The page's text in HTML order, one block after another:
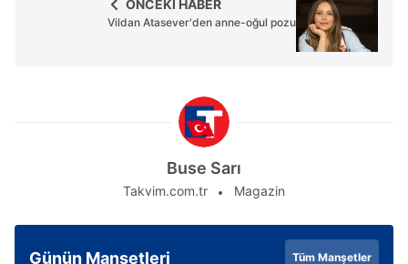
ÖNCEKİ HABER
Vildan Atasever'den anne-oğul pozu
Buse Sarı
Takvim.com.tr Magazin
Günün Manşetleri Tüm Manşetler